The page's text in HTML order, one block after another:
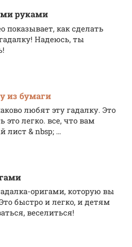
руками
показывает, как сделать
Надеюсь, ты
из бумаги
любят эту гадалку. Это
это легко. все, что вам
лист & nbsp; …
оригами, которую вы
быстро и легко, и детям
веселиться!